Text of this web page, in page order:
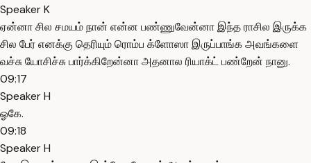
Speaker K
ஏன்னா சில சமயம் நான் என்ன பண்ணுவேன்னா இந்த ராசில இருக்க
சில பேர் எனக்கு தெரியும் ரொம்ப க்ளோஸா இருப்பாங்க அவங்களை
வச்சு யோசிச்சு பார்க்கிறேன்னா அதனால ரியாக்ட் பண்றேன் நானு.
09:17
Speaker H
ஓகே.
09:18
Speaker H